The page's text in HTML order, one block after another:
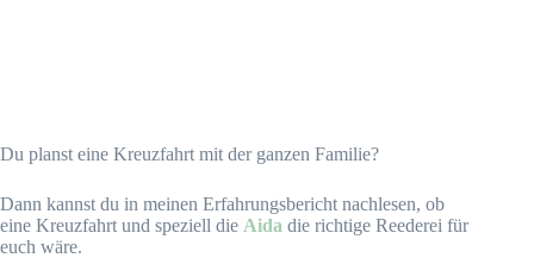
Du planst eine Kreuzfahrt mit der ganzen Familie?
Dann kannst du in meinen Erfahrungsbericht nachlesen, ob
eine Kreuzfahrt und speziell die Aida die richtige Reederei für
euch wäre.